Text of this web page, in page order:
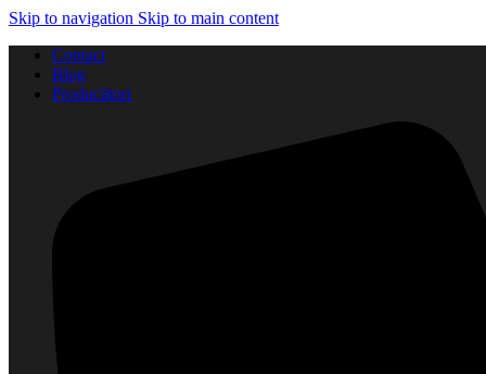
Skip to navigation Skip to main content
Contact
Blog
Producători